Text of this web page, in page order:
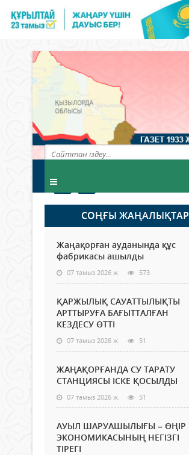
СОҢҒЫ ЖАҢАЛЫҚТАР
Жаңақорған ауданында құс
фабрикасы ашылды
07 тамыз 2026 ж. 573
ҚАРЖЫЛЫҚ САУАТТЫЛЫҚТЫ
АРТТЫРУҒА БАҒЫТТАЛҒАН
КЕЗДЕСУ ӨТТІ
07 тамыз 2026 ж. 51
ЖАҢАҚОРҒАНДА СУ ТАРАТУ
СТАНЦИЯСЫ ІСКЕ ҚОСЫЛДЫ
07 тамыз 2026 ж. 51
АУЫЛ ШАРУАШЫЛЫҒЫ – ӨҢІР
ЭКОНОМИКАСЫНЫҢ НЕГІЗГІ
ТІРЕГІ